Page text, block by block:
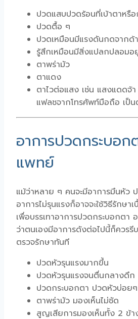
ปวดแสบปวดร้อนที่เบ้าตาหรื
ปวดตื้อ ๆ
ปวดเหมือนมีแรงดันกดจากด้
รู้สึกเหมือนมีสิ่งแปลกปลอมอ
ตาพร่ามัว
ตาแดง
ตาไวต่อแสง เช่น แสงแดดจ้
แฟลชจากโทรศัพท์มือถือ เป็
อาการปวดกระบอ
แพทย์
แม้ว่าหลาย ๆ คนจะมีอาการมึนหัว
อาการไม่รุนแรงก็อาจจะใช้วิธีรักษ
เพื่อบรรเทาอาการปวดกระบอกตา
ว่าตนเองมีอาการดังต่อไปนี้ก็ควร
ตรวจรักษาทันที
ปวดหัวรุนแรงมากขึ้น
ปวดหัวรุนแรงจนตื่นกลางดึก
ปวดกระบอกตา ปวดหัวบ่อย
ตาพร่ามัว มองเห็นไม่ชัด
สูญเสียการมองเห็นทั้ง 2 ข้า